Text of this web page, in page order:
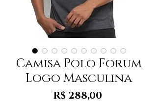
Camisa Polo Forum
Logo Masculina
R$ 288,00Preço